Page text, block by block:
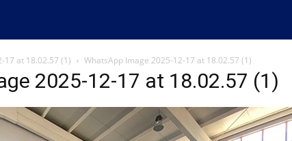
17 at 18.02.57 (1) WhatsApp Image 2025-12-17 at 18.02.57 (1)
2025-12-17 at 18.02.57 (1)